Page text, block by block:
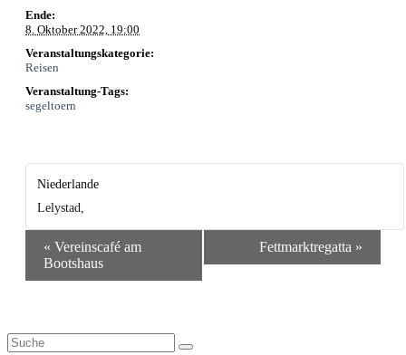
Ende:
8. Oktober 2022, 19:00
Veranstaltungskategorie:
Reisen
Veranstaltung-Tags:
segeltoern
Niederlande
Lelystad
Veranstaltung-
Navigation
« Vereinscafé am
Bootshaus
Fettmarkt­regatta »